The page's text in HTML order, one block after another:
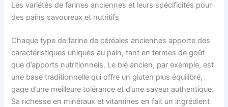
Les variétés de farines anciennes et leurs spécificités pour
des pains savoureux et nutritifs
Chaque type de farine de céréales anciennes apporte des
caractéristiques uniques au pain, tant en termes de goût
que d’apports nutritionnels. Le blé ancien, par exemple, est
une base traditionnelle qui offre un gluten plus équilibré,
gage d’une meilleure tolérance et d’une saveur authentique.
Sa richesse en minéraux et vitamines en fait un ingrédient